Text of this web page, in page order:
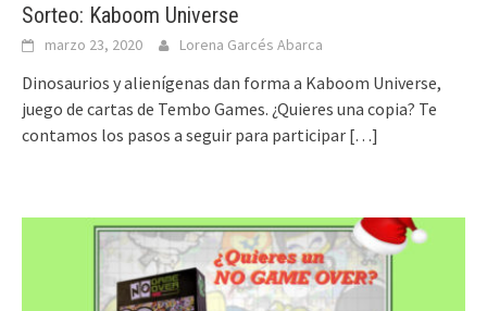
Sorteo: Kaboom Universe
marzo 23, 2020 Lorena Garcés Abarca
Dinosaurios y alienígenas dan forma a Kaboom Universe,
juego de cartas de Tembo Games. ¿Quieres una copia? Te
contamos los pasos a seguir para participar […]